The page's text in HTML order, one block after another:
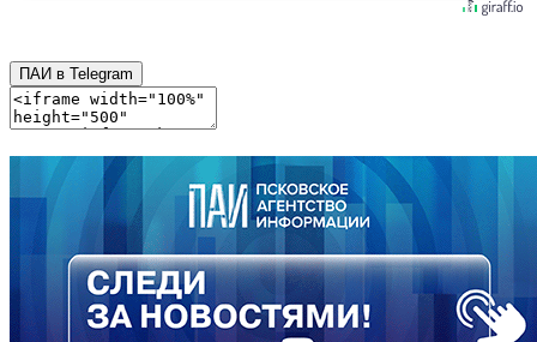
ПАИ в Telegram